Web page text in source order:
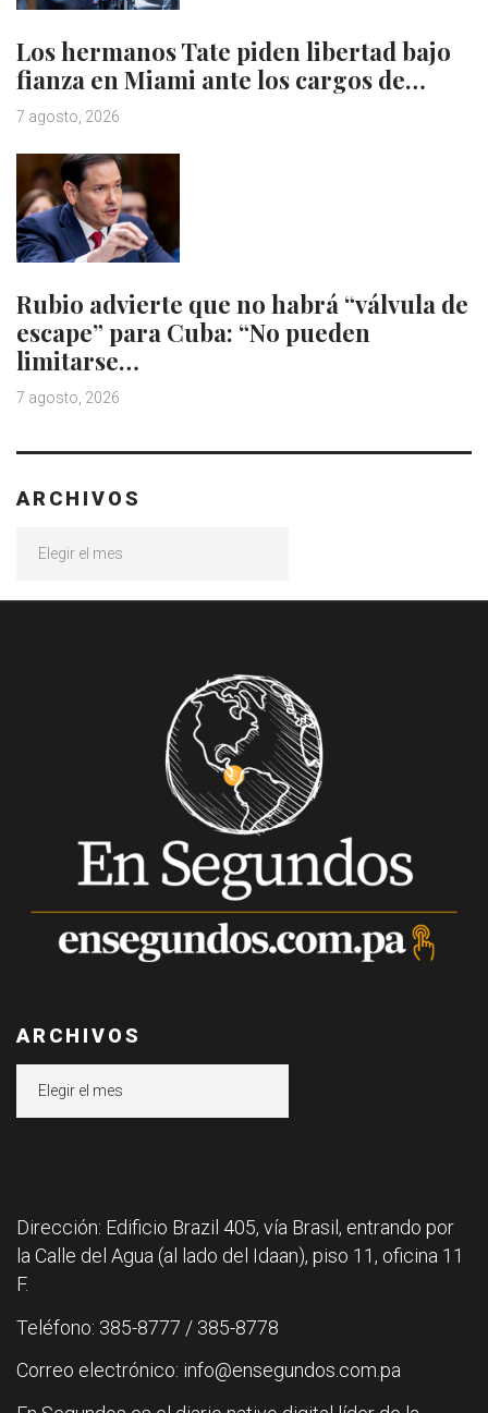
Los hermanos Tate piden libertad bajo
fianza en Miami ante los cargos de…
7 agosto, 2026
Rubio advierte que no habrá “válvula de
escape” para Cuba: “No pueden
limitarse…
7 agosto, 2026
ARCHIVOS
ARCHIVOS
Dirección: Edificio Brazil 405, vía Brasil, entrando por
la Calle del Agua (al lado del Idaan), piso 11, oficina 11
F.
Teléfono: 385-8777 / 385-8778
Correo electrónico: info@ensegundos.com.pa